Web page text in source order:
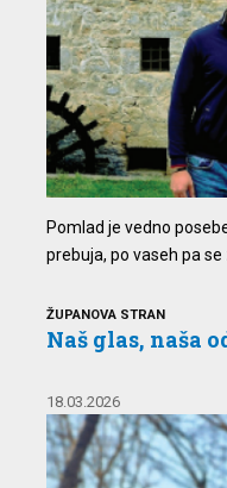
Pomlad je vedno
prebuja, po vaseh pa se
ŽUPANOVA STRAN
Naš glas, naša
18.03.2026